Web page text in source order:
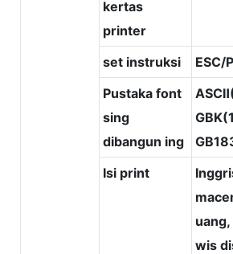
kertas
printer
set instruksi
ESC/
Pustaka font
sing
dibangun ing
Isi print
wis